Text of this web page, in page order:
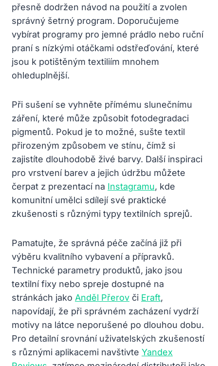
přesně dodržen návod na použití a zvolen
správný šetrný program. Doporučujeme
vybírat programy pro jemné prádlo nebo ruční
praní s nízkými otáčkami odstřeďování, které
jsou k potištěným textiliím mnohem
ohleduplnější.
Při sušení se vyhněte přímému slunečnímu
záření, které může způsobit fotodegradaci
pigmentů. Pokud je to možné, sušte textil
přirozeným způsobem ve stínu, čímž si
zajistíte dlouhodobě živé barvy. Další inspiraci
pro vrstvení barev a jejich údržbu můžete
čerpat z prezentací na Instagramu, kde
komunitní umělci sdílejí své praktické
zkušenosti s různými typy textilních sprejů.
Pamatujte, že správná péče začíná již při
výběru kvalitního vybavení a přípravků.
Technické parametry produktů, jako jsou
textilní fixy nebo spreje dostupné na
stránkách jako Anděl Přerov či Eraft,
napovídají, že při správném zacházení vydrží
motivy na látce neporušené po dlouhou dobu.
Pro detailní srovnání uživatelských zkušeností
s různými aplikacemi navštivte Yandex